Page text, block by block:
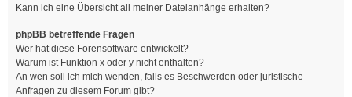
Kann ich eine Übersicht all meiner Dateianhänge erhalten?
phpBB betreffende Fragen
Wer hat diese Forensoftware entwickelt?
Warum ist Funktion x oder y nicht enthalten?
An wen soll ich mich wenden, falls es Beschwerden oder juristische
Anfragen zu diesem Forum gibt?